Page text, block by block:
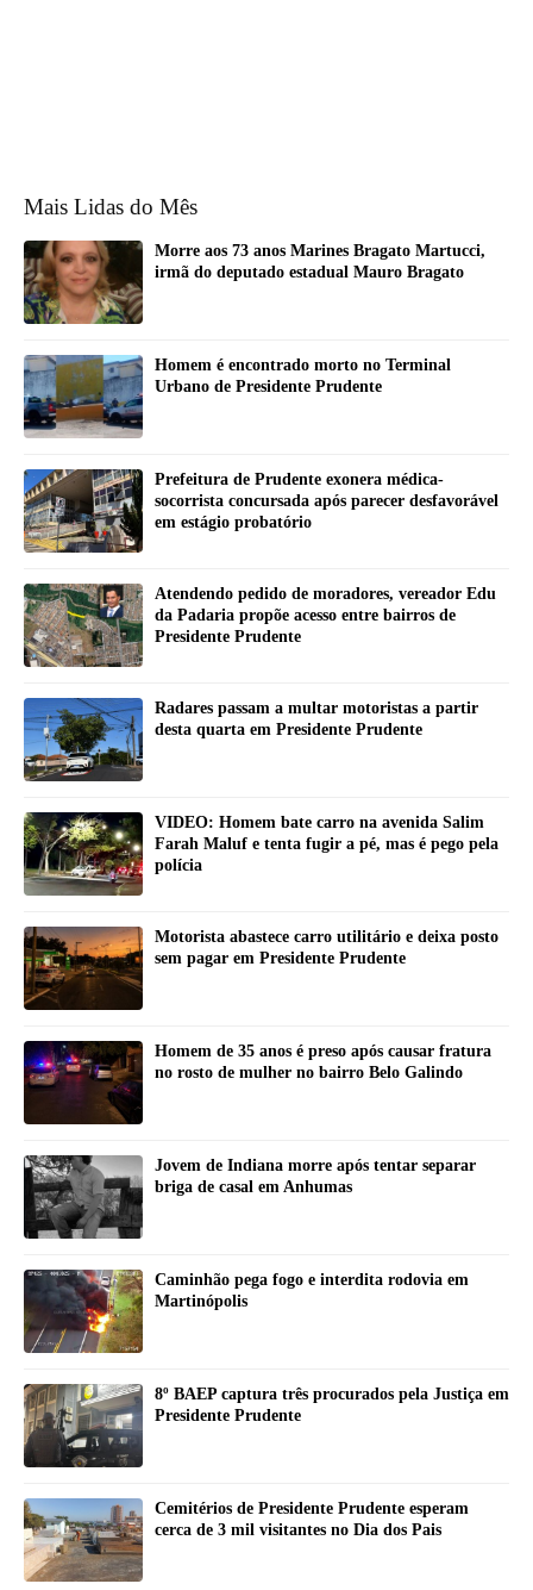
Mais Lidas do Mês
Morre aos 73 anos Marines Bragato Martucci,
irmã do deputado estadual Mauro Bragato
Homem é encontrado morto no Terminal
Urbano de Presidente Prudente
Prefeitura de Prudente exonera médica-
socorrista concursada após parecer desfavorável
em estágio probatório
Atendendo pedido de moradores, vereador Edu
da Padaria propõe acesso entre bairros de
Presidente Prudente
Radares passam a multar motoristas a partir
desta quarta em Presidente Prudente
VIDEO: Homem bate carro na avenida Salim
Farah Maluf e tenta fugir a pé, mas é pego pela
polícia
Motorista abastece carro utilitário e deixa posto
sem pagar em Presidente Prudente
Homem de 35 anos é preso após causar fratura
no rosto de mulher no bairro Belo Galindo
Jovem de Indiana morre após tentar separar
briga de casal em Anhumas
Caminhão pega fogo e interdita rodovia em
Martinópolis
8º BAEP captura três procurados pela Justiça em
Presidente Prudente
Cemitérios de Presidente Prudente esperam
cerca de 3 mil visitantes no Dia dos Pais